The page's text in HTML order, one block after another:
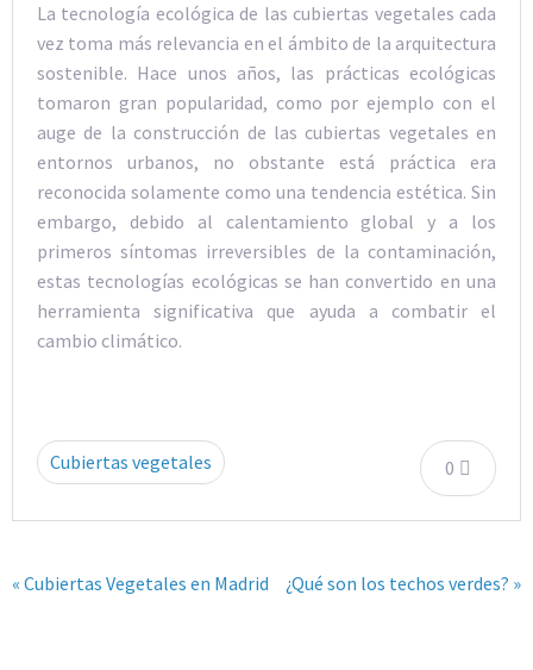
La tecnología ecológica de las cubiertas vegetales cada
vez toma más relevancia en el ámbito de la arquitectura
sostenible. Hace unos años, las prácticas ecológicas
tomaron gran popularidad, como por ejemplo con el
auge de la construcción de las cubiertas vegetales en
entornos urbanos, no obstante está práctica era
reconocida solamente como una tendencia estética. Sin
embargo, debido al calentamiento global y a los
primeros síntomas irreversibles de la contaminación,
estas tecnologías ecológicas se han convertido en una
herramienta significativa que ayuda a combatir el
cambio climático.
0
Cubiertas vegetales
« Cubiertas Vegetales en Madrid ¿Qué son los techos verdes? »